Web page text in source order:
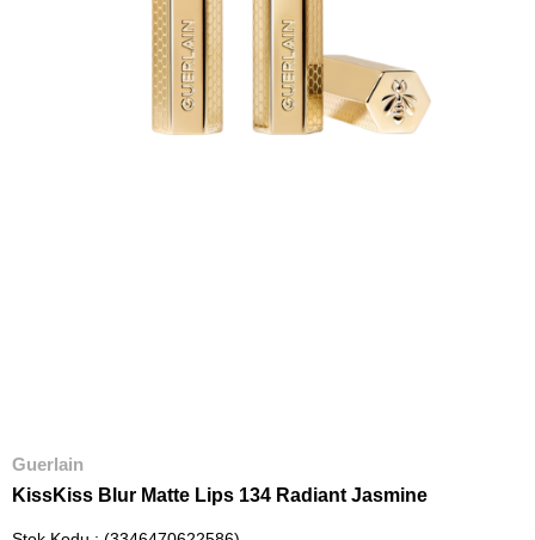
Guerlain
KissKiss Blur Matte Lips 134 Radiant Jasmine